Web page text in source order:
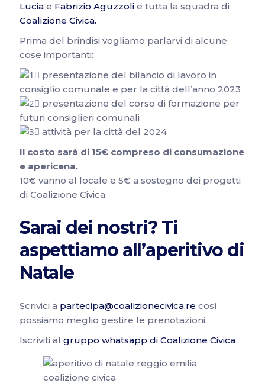
Luciae Fabrizio Aguzzolie tutta la squadra di
Coalizione Civica.
Prima del brindisi vogliamo parlarvi di alcune
cose importanti:
presentazione del bilancio di lavoro in
consiglio comunale e per la città dell’anno 2023
presentazione del corso di formazione per
futuri consiglieri comunali
attività per la città del 2024
Il costo sarà di 15€ compreso di consumazione
e apericena.
10€ vanno al locale e 5€ a sostegno dei progetti
di Coalizione Civica.
Sarai dei nostri? Ti
aspettiamo all’aperitivo di
Natale
Scrivici a partecipa@coalizionecivica.re così
possiamo meglio gestire le prenotazioni.
Iscriviti al gruppo whatsapp di Coalizione Civica